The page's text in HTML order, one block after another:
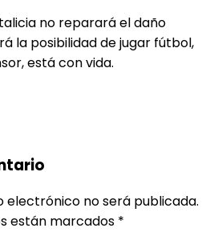
no reparará el daño
la posibilidad de jugar fútbol,
está con vida.
electrónico no será publicada.
están marcados *